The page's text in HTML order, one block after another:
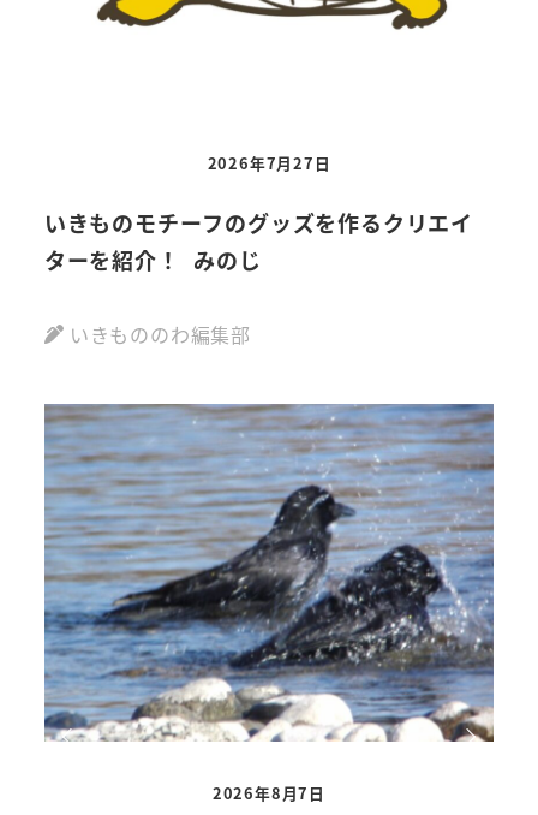
2026年7月27日
いきものモチーフのグッズを作るクリエイ
ターを紹介！ みのじ
いきもののわ編集部
2026年8月7日